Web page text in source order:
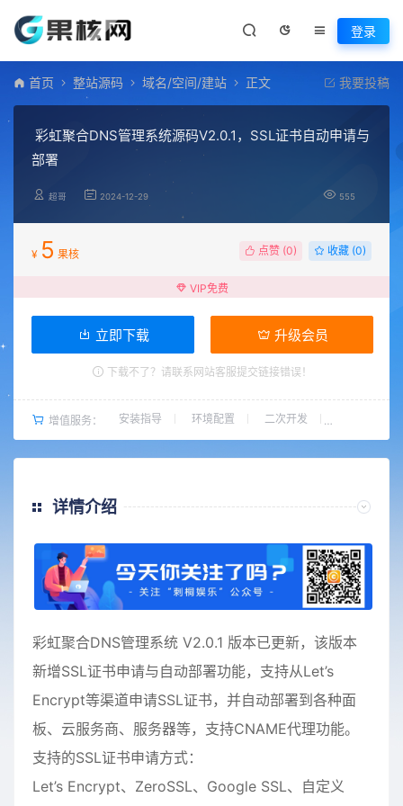
登录
首页 整站源码 域名/空间/建站 正文 我要投稿
彩虹聚合DNS管理系统源码V2.0.1，SSL证书自动申请与
部署
超哥 2024-12-29 555
¥ 5 果核 点赞 (0) 收藏 (0)
VIP免费
立即下载 升级会员
下载不了？请联系网站客服提交链接错误！
增值服务： 安装指导 环境配置 二次开发
详情介绍
彩虹聚合DNS管理系统 V2.0.1 版本已更新，该版本
新增SSL证书申请与自动部署功能，支持从Let’s
Encrypt等渠道申请SSL证书，并自动部署到各种面
板、云服务商、服务器等，支持CNAME代理功能。
支持的SSL证书申请方式：
Let’s Encrypt、ZeroSSL、Google SSL、自定义